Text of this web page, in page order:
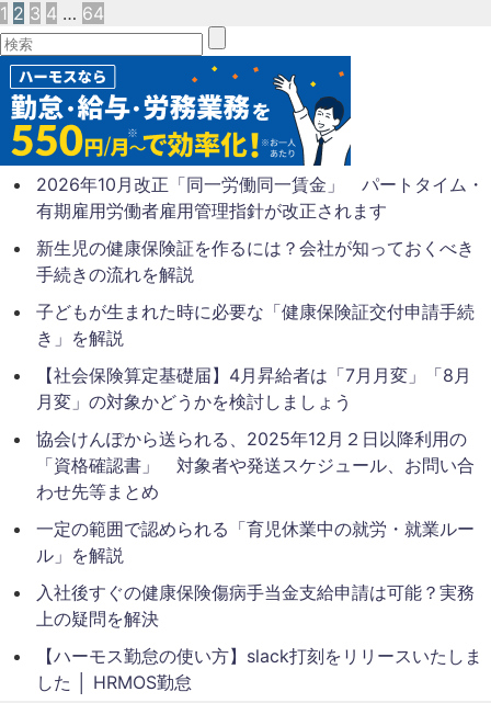
1 2 3 4 … 64
2026年10月改正「同一労働同一賃金」 パートタイム・
有期雇用労働者雇用管理指針が改正されます
新生児の健康保険証を作るには？会社が知っておくべき
手続きの流れを解説
子どもが生まれた時に必要な「健康保険証交付申請手続
き」を解説
【社会保険算定基礎届】4月昇給者は「7月月変」「8月
月変」の対象かどうかを検討しましょう
協会けんぽから送られる、2025年12月２日以降利用の
「資格確認書」 対象者や発送スケジュール、お問い合
わせ先等まとめ
一定の範囲で認められる「育児休業中の就労・就業ルー
ル」を解説
入社後すぐの健康保険傷病手当金支給申請は可能？実務
上の疑問を解決
【ハーモス勤怠の使い方】slack打刻をリリースいたしま
した │ HRMOS勤怠